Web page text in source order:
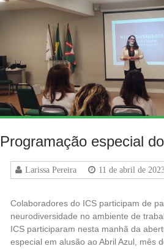
Programação especial
Larissa Pereira 11 de abril de
Colaboradores do ICS participam de
neurodiversidade no ambiente de
ICS participaram nesta manhã da
especial em alusão ao Abril Azul, mês